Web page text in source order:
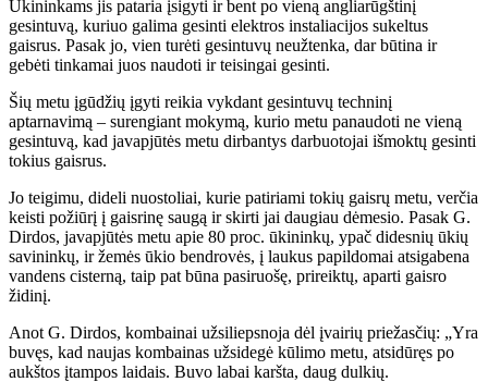
Ūkininkams jis pataria įsigyti ir bent po vieną angliarūgštinį
gesintuvą, kuriuo galima gesinti elektros instaliacijos sukeltus
gaisrus. Pasak jo, vien turėti gesintuvų neužtenka, dar būtina ir
gebėti tinkamai juos naudoti ir teisingai gesinti.
Šių metu įgūdžių įgyti reikia vykdant gesintuvų techninį
aptarnavimą – surengiant mokymą, kurio metu panaudoti ne vieną
gesintuvą, kad javapjūtės metu dirbantys darbuotojai išmoktų gesinti
tokius gaisrus.
Jo teigimu, dideli nuostoliai, kurie patiriami tokių gaisrų metu, verčia
keisti požiūrį į gaisrinę saugą ir skirti jai daugiau dėmesio. Pasak G.
Dirdos, javapjūtės metu apie 80 proc. ūkininkų, ypač didesnių ūkių
savininkų, ir žemės ūkio bendrovės, į laukus papildomai atsigabena
vandens cisterną, taip pat būna pasiruošę, prireiktų, aparti gaisro
židinį.
Anot G. Dirdos, kombainai užsiliepsnoja dėl įvairių priežasčių: „Yra
buvęs, kad naujas kombainas užsidegė kūlimo metu, atsidūręs po
aukštos įtampos laidais. Buvo labai karšta, daug dulkių.